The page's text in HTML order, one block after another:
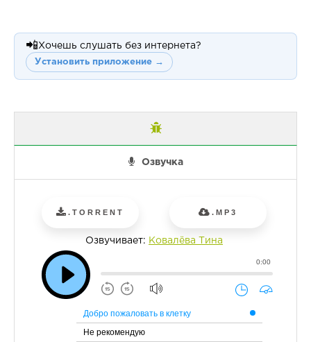
📲 Хочешь слушать без интернета?
Установить приложение →
Озвучка
.TORRENT .MP3
Озвучивает: Ковалёва Тина
0:00
Добро пожаловать в клетку
Не рекомендую